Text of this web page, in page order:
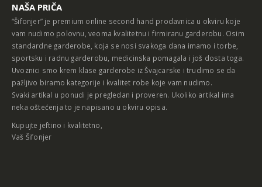
NAŠA PRIČA
“Šifonjer” je premium online second hand prodavnica u okviru koje
vam nudimo polovnu, veoma kvalitetnu i firmiranu garderobu. Osim
standardne garderobe, koja se nosi svakoga dana imamo i torbe,
sportsku i radnu garderobu, medicinska pomagala i još dosta toga.
Uvoznici smo krem klase garderobe iz Švajcarske i trudimo se da
pažljivo biramo kategorije i kvalitet robe koje vam nudimo.
Svaki artikal u ponudi je pregledan i proveren. Ukoliko artikal ima
neka oštećenja to je napisano u okviru opisa.
Kupujte jeftino i kvalitetno,
Vaš Šifonjer